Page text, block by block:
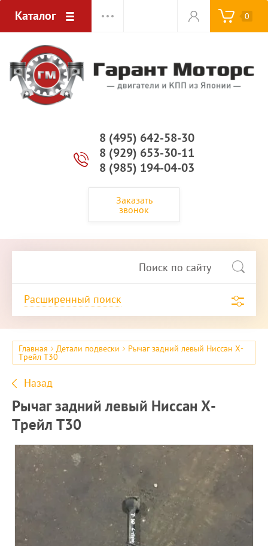
Каталог 0
8 (495) 642-58-30
8 (929) 653-30-11
8 (985) 194-04-03
Заказать
звонок
Расширенный поиск
Главная Детали подвески Рычаг задний левый Ниссан Х-
Трейл T30
Назад
Рычаг задний левый Ниссан Х-
Трейл T30